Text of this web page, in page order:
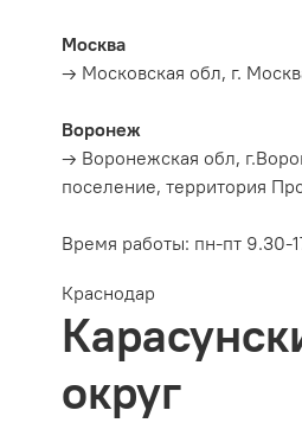
Москва
→ Московская обл, г.
Воронеж
→ Воронежская обл,
поселение, территория
Время работы: пн-пт 9.30-
Краснодар
округ